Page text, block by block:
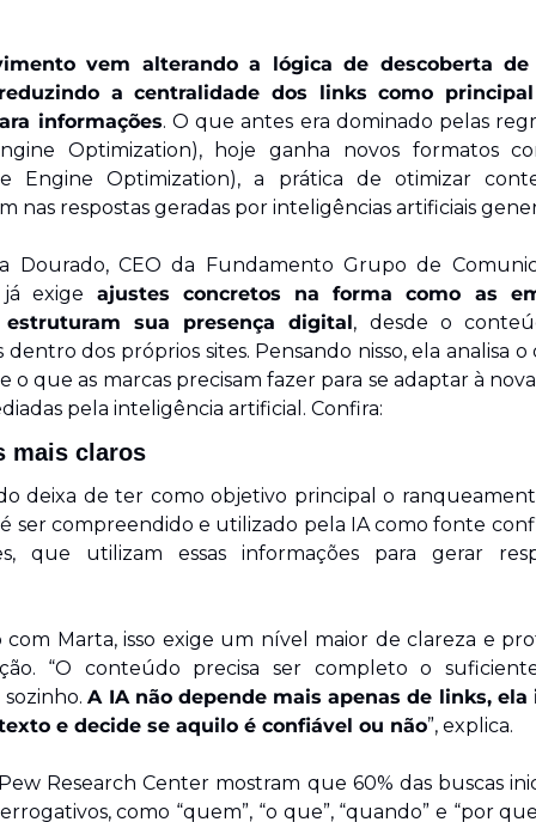
vem alterando a lógica de descoberta de
a centralidade dos links como
informações. O que antes era dominado pelas
Optimization), hoje ganha novos formatos
Engine Optimization), a prática de otimizar
nas respostas geradas por inteligências artificiais
Dourado, CEO da Fundamento Grupo de
exige ajustes concretos na forma como as
estruturam sua presença digital, desde o
dos próprios sites. Pensando nisso, ela analisa
o que as marcas precisam fazer para se adaptar à
pela inteligência artificial. Confira:
mais claros
deixa de ter como objetivo principal o
ser compreendido e utilizado pela IA como fonte
que utilizam essas informações para gerar
com Marta, isso exige um nível maior de clareza e
“O conteúdo precisa ser completo o
A IA não depende mais apenas de links,
e decide se aquilo é confiável ou não”, explica.
Research Center mostram que 60% das buscas
como “quem”, “o que”, “quando” e “por